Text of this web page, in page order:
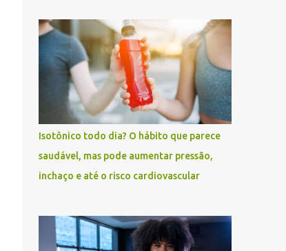
Isotônico todo dia? O hábito que parece
saudável, mas pode aumentar pressão,
inchaço e até o risco cardiovascular